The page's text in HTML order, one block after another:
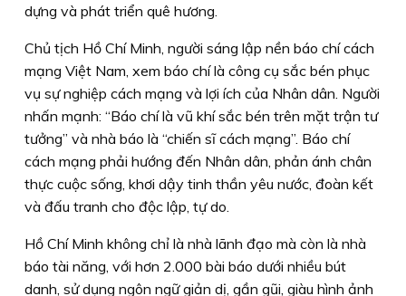
dựng và phát triển quê hương.
Chủ tịch Hồ Chí Minh, người sáng lập nền báo chí cách
mạng Việt Nam, xem báo chí là công cụ sắc bén phục
vụ sự nghiệp cách mạng và lợi ích của Nhân dân. Người
nhấn mạnh: “Báo chí là vũ khí sắc bén trên mặt trận tư
tưởng” và nhà báo là “chiến sĩ cách mạng”. Báo chí
cách mạng phải hướng đến Nhân dân, phản ánh chân
thực cuộc sống, khơi dậy tinh thần yêu nước, đoàn kết
và đấu tranh cho độc lập, tự do.
Hồ Chí Minh không chỉ là nhà lãnh đạo mà còn là nhà
báo tài năng, với hơn 2.000 bài báo dưới nhiều bút
danh, sử dụng ngôn ngữ giản dị, gần gũi, giàu hình ảnh